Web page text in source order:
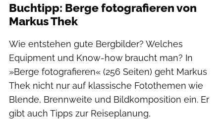
Buchtipp: Berge fotografieren von
Markus Thek
Wie entstehen gute Bergbilder? Welches
Equipment und Know-how braucht man? In
»Berge fotografieren« (256 Seiten) geht Markus
Thek nicht nur auf klassische Fotothemen wie
Blende, Brennweite und Bildkomposition ein. Er
gibt auch Tipps zur Reiseplanung,